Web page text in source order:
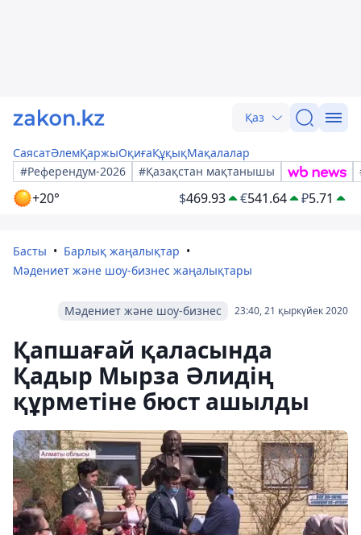
Қаз
СаясатӘлемҚаржыОқиғаҚұқықМақалалар
#Референдум-2026
#Қазақстан мақтанышы
+20° $469.93 €541.64 ₽5.71
Басты
Барлық жаңалықтар
Мәдениет және шоу-бизнес жаңалықтары
23:40, 21 қыркүйек 2020
Мәдениет және шоу-бизнес
Қапшағай қаласында
Қадыр Мырза Әлидің
құрметіне бюст ашылды